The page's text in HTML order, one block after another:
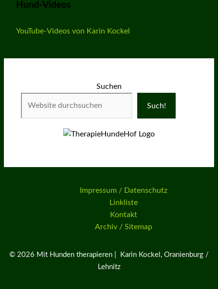
Hund-Videos
YouTube-Videos von Karin Kockel
Suchen
Such!
Impressum / Datenschutz
Linkliste
Kontakt
Archiv / Sitemap
© 2026 Mit Hunden therapieren | Karin Kockel, Oranienburg /
Lehnitz